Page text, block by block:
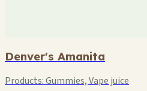
Denver's Amanita
Products:Gummies, Vape juice